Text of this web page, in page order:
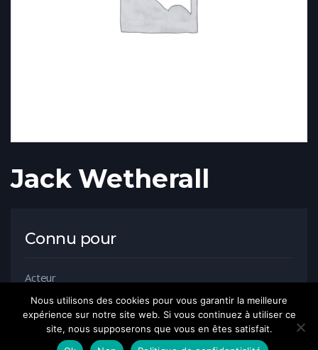
Jack Wetherall
Connu pour
Acteur
Nous utilisons des cookies pour vous garantir la meilleure
expérience sur notre site web. Si vous continuez à utiliser ce
site, nous supposerons que vous en êtes satisfait.